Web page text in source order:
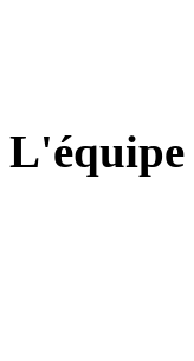
L'équipe